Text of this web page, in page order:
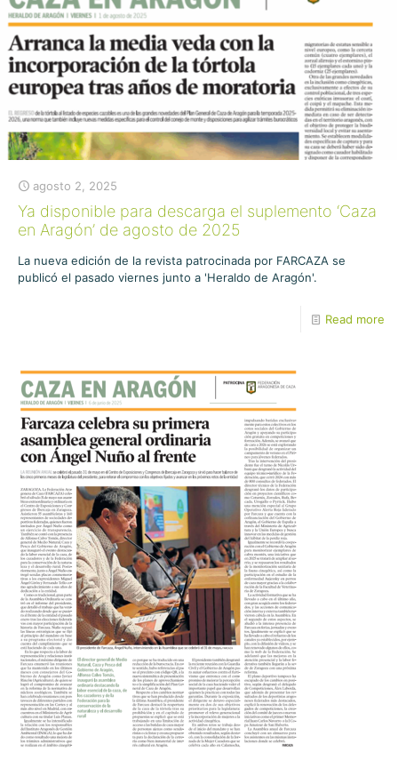
agosto 2, 2025
Ya disponible para descarga el suplemento ‘Caza
en Aragón’ de agosto de 2025
La nueva edición de la revista patrocinada por FARCAZA se
publicó el pasado viernes junto a 'Heraldo de Aragón'.
Read more